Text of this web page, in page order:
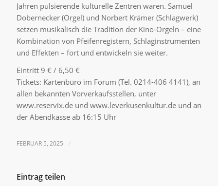
Jahren pulsierende kulturelle Zentren waren. Samuel
Dobernecker (Orgel) und Norbert Krämer (Schlagwerk)
setzen musikalisch die Tradition der Kino-Orgeln – eine
Kombination von Pfeifenregistern, Schlaginstrumenten
und Effekten – fort und entwickeln sie weiter.
Eintritt 9 € / 6,50 €
Tickets: Kartenbüro im Forum (Tel. 0214-406 4141), an
allen bekannten Vorverkaufsstellen, unter
www.reservix.de und www.leverkusenkultur.de und an
der Abendkasse ab 16:15 Uhr
FEBRUAR 5, 2025 /
Eintrag teilen